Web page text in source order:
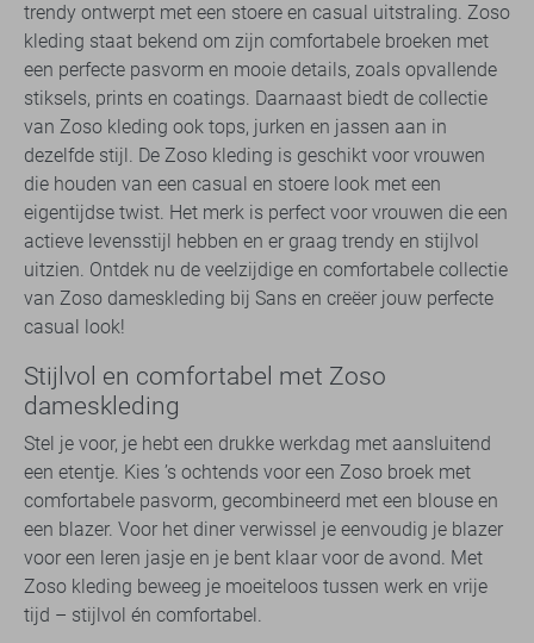
trendy ontwerpt met een stoere en casual uitstraling. Zoso
kleding staat bekend om zijn comfortabele broeken met
een perfecte pasvorm en mooie details, zoals opvallende
stiksels, prints en coatings. Daarnaast biedt de collectie
van Zoso kleding ook tops, jurken en jassen aan in
dezelfde stijl. De Zoso kleding is geschikt voor vrouwen
die houden van een casual en stoere look met een
eigentijdse twist. Het merk is perfect voor vrouwen die een
actieve levensstijl hebben en er graag trendy en stijlvol
uitzien. Ontdek nu de veelzijdige en comfortabele collectie
van Zoso dameskleding bij Sans en creëer jouw perfecte
casual look!
Stijlvol en comfortabel met Zoso
dameskleding
Stel je voor, je hebt een drukke werkdag met aansluitend
een etentje. Kies ’s ochtends voor een Zoso broek met
comfortabele pasvorm, gecombineerd met een blouse en
een blazer. Voor het diner verwissel je eenvoudig je blazer
voor een leren jasje en je bent klaar voor de avond. Met
Zoso kleding beweeg je moeiteloos tussen werk en vrije
tijd – stijlvol én comfortabel.